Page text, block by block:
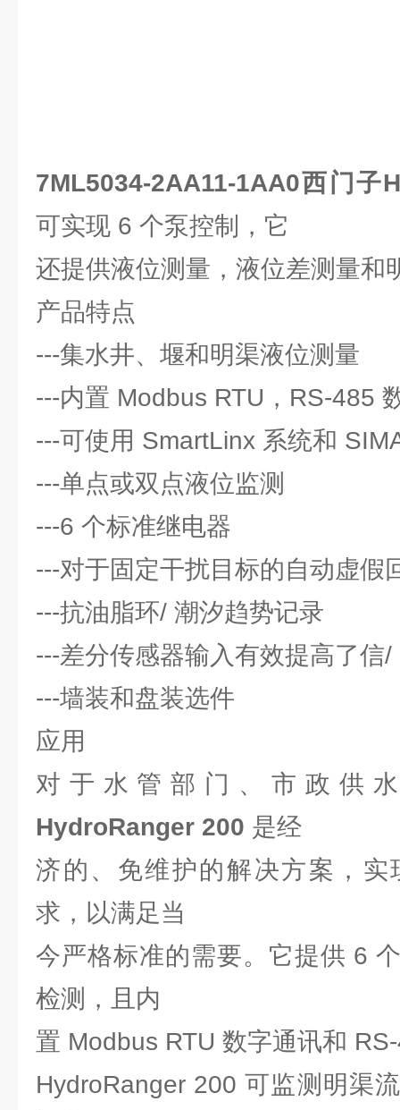
7ML5034-2AA11-1AA0西门子
可实现 6 个泵控制，它
还提供液位测量，液位差测量和
产品特点
---集水井、堰和明渠液位测量
---内置 Modbus RTU，RS-485
---可使用 SmartLinx 系统和
---单点或双点液位监测
---6 个标准继电器
---对于固定干扰目标的自动虚假
---抗油脂环/ 潮汐趋势记录
---差分传感器输入有效提高了信/
---墙装和盘装选件
应用
对于水管部门、市政供
HydroRanger 200 是经
济的、免维护的解决方案，实
求，以满足当
今严格标准的需要。它提供 6
检测，且内
置 Modbus RTU 数字通讯和
HydroRanger 200 可监测明渠